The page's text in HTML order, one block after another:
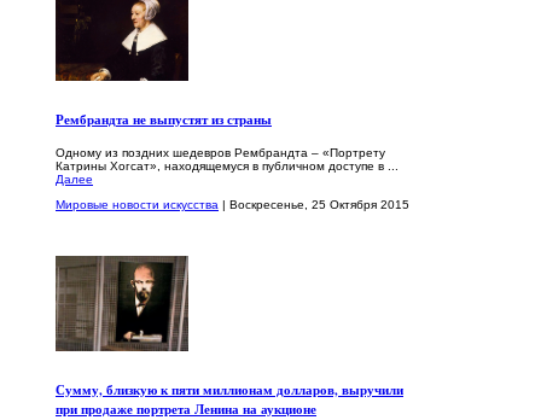
Рембрандта не выпустят из страны
Одному из поздних шедевров Рембрандта – «Портрету
Катрины Хогсат», находящемуся в публичном доступе в ...
Далее
Мировые новости искусства | Воскресенье, 25 Октября 2015
Сумму, близкую к пяти миллионам долларов, выручили
при продаже портрета Ленина на аукционе